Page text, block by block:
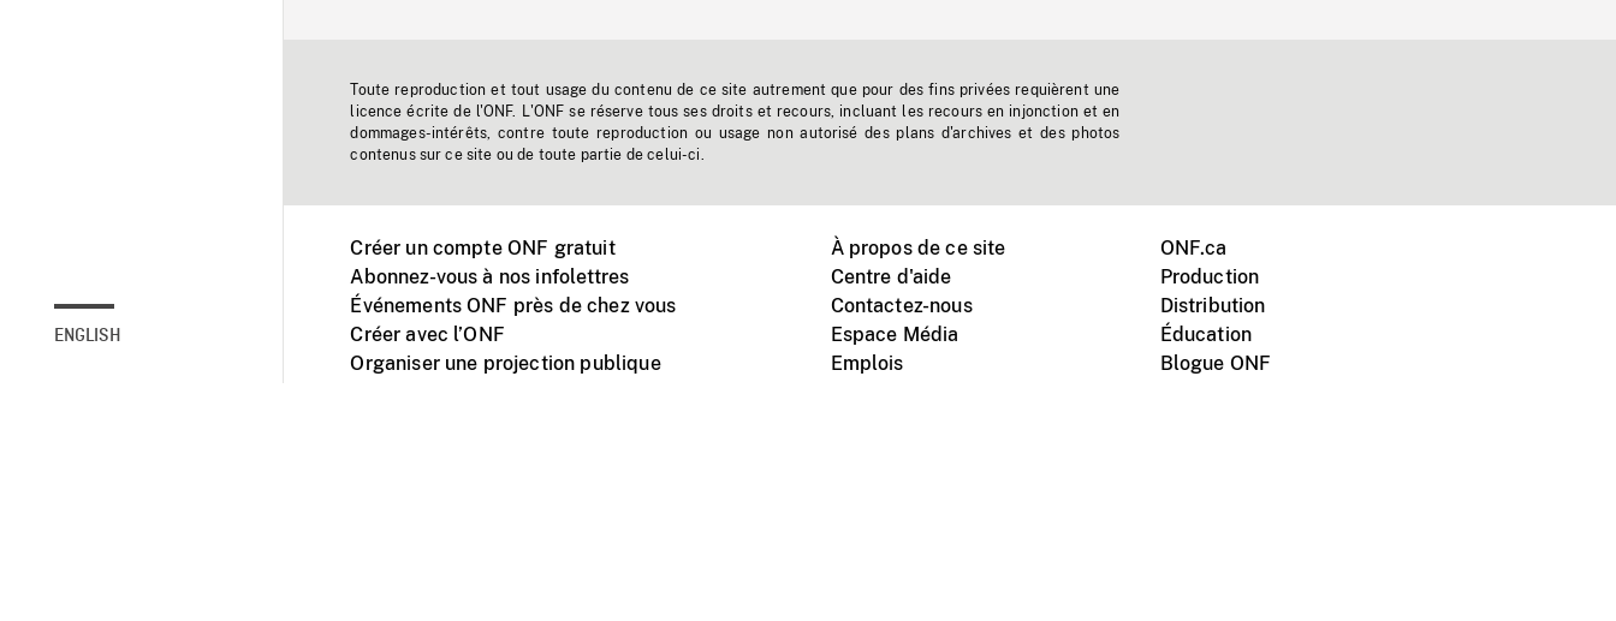
ENGLISH
Toute reproduction et tout usage du contenu de ce site autrement que pour des fins privées requièrent une
licence écrite de l'ONF. L'ONF se réserve tous ses droits et recours, incluant les recours en injonction et en
dommages-intérêts, contre toute reproduction ou usage non autorisé des plans d'archives et des photos
contenus sur ce site ou de toute partie de celui-ci.
Créer un compte ONF gratuit
Abonnez-vous à nos infolettres
Événements ONF près de chez vous
Créer avec l’ONF
Organiser une projection publique
À propos de ce site
Centre d'aide
Contactez-nous
Espace Média
Emplois
ONF.ca
Production
Distribution
Éducation
Blogue ONF